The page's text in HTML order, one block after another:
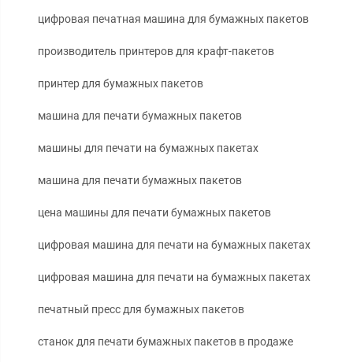
цифровая печатная машина для бумажных пакетов
производитель принтеров для крафт-пакетов
принтер для бумажных пакетов
машина для печати бумажных пакетов
машины для печати на бумажных пакетах
машина для печати бумажных пакетов
цена машины для печати бумажных пакетов
цифровая машина для печати на бумажных пакетах
цифровая машина для печати на бумажных пакетах
печатный пресс для бумажных пакетов
станок для печати бумажных пакетов в продаже